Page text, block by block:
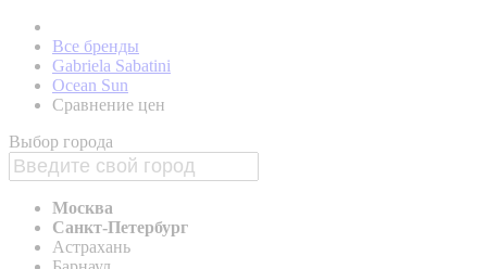
Все бренды
Gabriela Sabatini
Ocean Sun
Сравнение цен
Выбор города
Москва
Санкт-Петербург
Астрахань